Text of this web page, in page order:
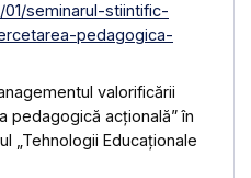
seminarul-stiintific-
pedagogica-
valorificării
pedagogică acțională” în
„Tehnologii Educaționale